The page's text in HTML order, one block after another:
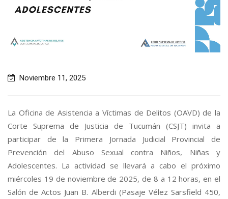
Noviembre 11, 2025
La Oficina de Asistencia a Víctimas de Delitos (OAVD) de la
Corte Suprema de Justicia de Tucumán (CSJT) invita a
participar de la Primera Jornada Judicial Provincial de
Prevención del Abuso Sexual contra Niños, Niñas y
Adolescentes. La actividad se llevará a cabo el próximo
miércoles 19 de noviembre de 2025, de 8 a 12 horas, en el
Salón de Actos Juan B. Alberdi (Pasaje Vélez Sarsfield 450,